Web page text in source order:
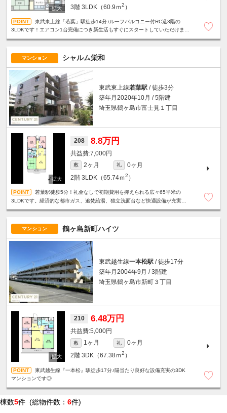
3階 3LDK（60.9ｍ2 ）
東武東上線「若葉」駅徒歩14分♪ルーフバルコニー付RC造3階の
3LDKです！エアコン1台完備につき新生活もすぐにスタートしていただけます
マンション シャルム栄和
東武東上線若葉駅 / 徒歩3分
築年月2020年10月 / 5階建
埼玉県鶴ヶ島市富士見１丁目
208 8.8万円
7,000円
敷 2ヶ月 礼
0ヶ月
2階 3LDK（65.74ｍ2 ）
若葉駅徒歩5分！礼金なしで初期費用を抑えられる広々65平米の
3LDKです。経済的な都市ガス、追焚給湯、独立洗面台など快適設備が充実。
マンション 鶴ヶ島新町ハイツ
東武越生線一本松駅 / 徒歩17分
築年月2004年9月 / 3階建
埼玉県鶴ヶ島市新町３丁目
210 6.48万円
5,000円
敷 1ヶ月 礼
0ヶ月
2階 3DK（67.38ｍ2 ）
東武越生線『一本松』駅徒歩17分♪陽当たり良好な設備充実の3DK
マンションです◎
棟数5件 (総物件数： 6件)